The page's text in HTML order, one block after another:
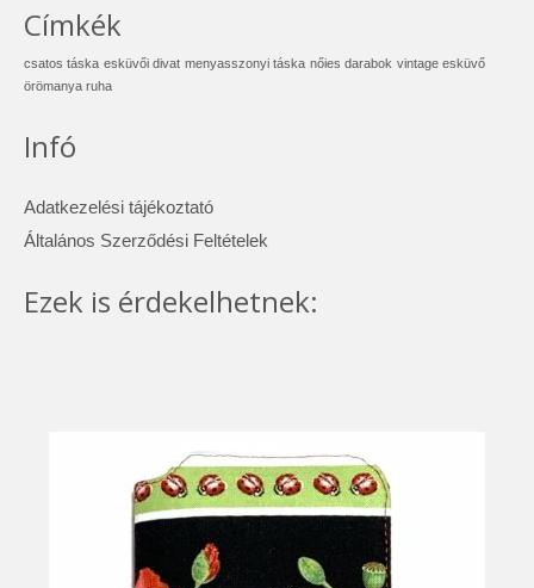
Címkék
csatos táska esküvői divat menyasszonyi táska nőies darabok vintage esküvő
örömanya ruha
Infó
Adatkezelési tájékoztató
Általános Szerződési Feltételek
Ezek is érdekelhetnek: